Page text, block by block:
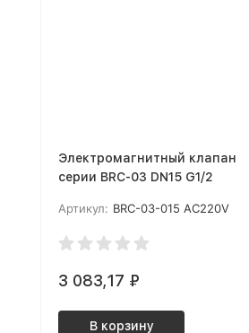
Электромагнитный клапан
серии BRC-03 DN15 G1/2
Артикул: BRC-03-015 AC220V
3 083,17 ₽
В корзину